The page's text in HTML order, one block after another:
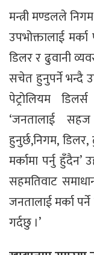
मन्त्री मण्डलले
उपभोक्तालाई
डिलर र ढुवानी
सचेत हुनुपर्ने भन्दै
पेट्रोलियम
‘जनतालाई
हुनुर्छ,निगम,
मर्कामा पर्नु
सहमतिवाट
जनतालाई मर्का
गर्दछु ।’